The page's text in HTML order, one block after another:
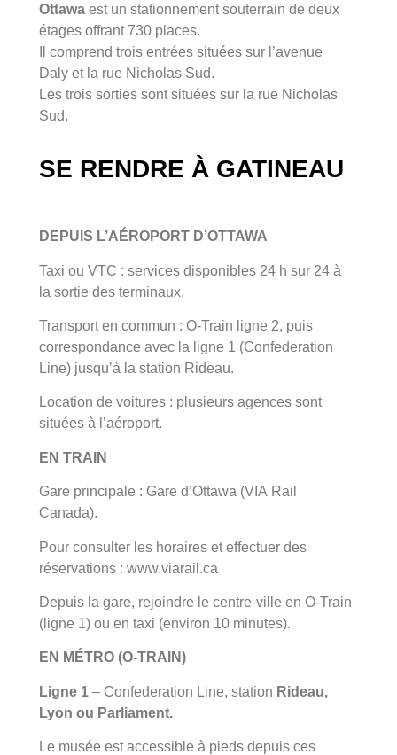
Ottawa est un stationnement souterrain de deux
étages offrant 730 places.
Il comprend trois entrées situées sur l’avenue
Daly et la rue Nicholas Sud.
Les trois sorties sont situées sur la rue Nicholas
Sud.
SE RENDRE À GATINEAU
DEPUIS L’AÉROPORT D’OTTAWA
Taxi ou VTC : services disponibles 24 h sur 24 à
la sortie des terminaux.
Transport en commun : O-Train ligne 2, puis
correspondance avec la ligne 1 (Confederation
Line) jusqu’à la station Rideau.
Location de voitures : plusieurs agences sont
situées à l’aéroport.
EN TRAIN
Gare principale : Gare d’Ottawa (VIA Rail
Canada).
Pour consulter les horaires et effectuer des
réservations : www.viarail.ca
Depuis la gare, rejoindre le centre-ville en O-Train
(ligne 1) ou en taxi (environ 10 minutes).
EN MÉTRO (O-TRAIN)
Ligne 1 – Confederation Line, station Rideau,
Lyon ou Parliament.
Le musée est accessible à pieds depuis ces